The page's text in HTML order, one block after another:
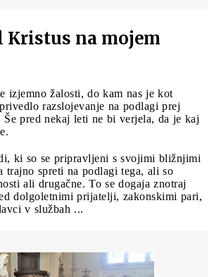
Kristus na mojem
izjemno žalosti, do kam nas je kot
razslojevanje na podlagi prej
Še pred nekaj leti ne bi verjela, da je kaj
ki so se pripravljeni s svojimi bližnjimi
trajno spreti na podlagi tega, ali so
ali drugačne. To se dogaja znotraj
dolgoletnimi prijatelji, zakonskimi pari,
v službah ...